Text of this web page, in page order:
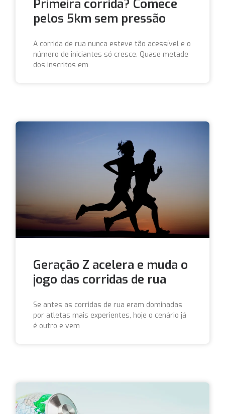
Primeira corrida? Comece
pelos 5km sem pressão
A corrida de rua nunca esteve tão acessível e o
número de iniciantes só cresce. Quase metade
dos inscritos em
Geração Z acelera e muda o
jogo das corridas de rua
Se antes as corridas de rua eram dominadas
por atletas mais experientes, hoje o cenário já
é outro e vem